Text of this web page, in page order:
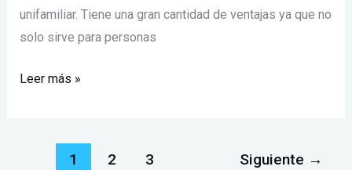
unifamiliar. Tiene una gran cantidad de ventajas ya que no
solo sirve para personas
Leer más »
1 2 3 Siguiente →